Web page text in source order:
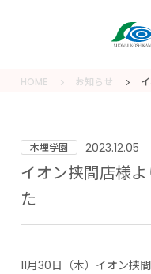
HOME お知らせ
木埋学園 2023.12.05
イオン挟間店様
た
11月30日（木）イオン挟